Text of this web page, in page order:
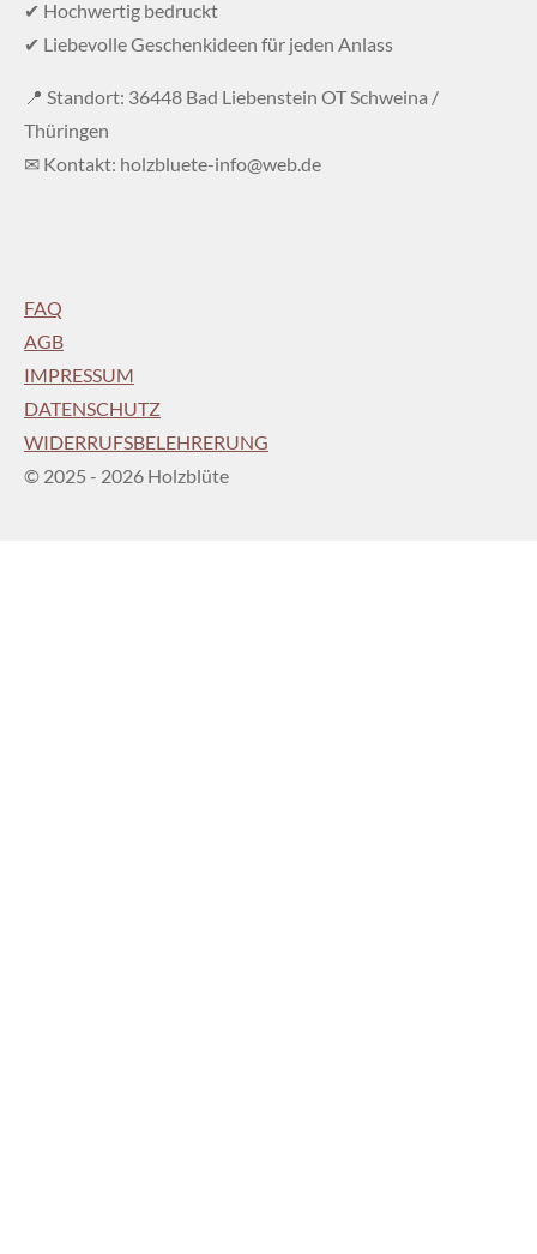
✔ Hochwertig bedruckt
✔ Liebevolle Geschenkideen für jeden Anlass
📍 Standort: 36448 Bad Liebenstein OT Schweina /
Thüringen
✉ Kontakt: holzbluete-info@web.de
FAQ
AGB
IMPRESSUM
DATENSCHUTZ
WIDERRUFSBELEHRERUNG
© 2025 - 2026 Holzblüte